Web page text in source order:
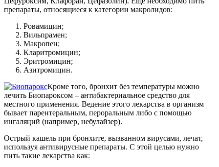
препараты, относящиеся к категории макролидов:
Ровамицин;
Вильпрамен;
Макропен;
Кларитромицин;
Эритромицин;
Азитромицин.
Кроме того, бронхит без температуры можно
лечить Биопароксом – антибактериальное средство для
местного применения. Ведение этого лекарства в организм
бывает парентеральным, пероральным либо с помощью
ингаляций (например, небулайзер).
Острый кашель при бронхите, вызванном вирусами, лечат,
используя антивирусные препараты. С этой целью нужно
пить такие лекарства как: